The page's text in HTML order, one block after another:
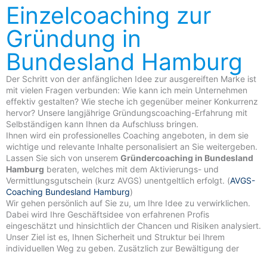
Einzelcoaching zur
Gründung in
Bundesland Hamburg
Der Schritt von der anfänglichen Idee zur ausgereiften Marke ist
mit vielen Fragen verbunden: Wie kann ich mein Unternehmen
effektiv gestalten? Wie steche ich gegenüber meiner Konkurrenz
hervor? Unsere langjährige Gründungscoaching-Erfahrung mit
Selbständigen kann Ihnen da Aufschluss bringen.
Ihnen wird ein professionelles Coaching angeboten, in dem sie
wichtige und relevante Inhalte personalisiert an Sie weitergeben.
Lassen Sie sich von unserem Gründercoaching in Bundesland
Hamburg beraten, welches mit dem Aktivierungs- und
Vermittlungsgutschein (kurz AVGS) unentgeltlich erfolgt. (AVGS-
Coaching Bundesland Hamburg)
Wir gehen persönlich auf Sie zu, um Ihre Idee zu verwirklichen.
Dabei wird Ihre Geschäftsidee von erfahrenen Profis
eingeschätzt und hinsichtlich der Chancen und Risiken analysiert.
Unser Ziel ist es, Ihnen Sicherheit und Struktur bei Ihrem
individuellen Weg zu geben. Zusätzlich zur Bewältigung der